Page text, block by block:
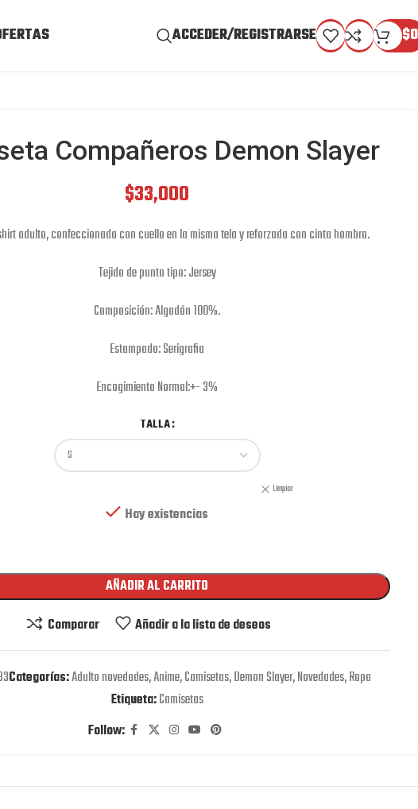
ACCEDER/REGISTRARSE $0
Compañeros Demon Slayer
$33,000
adulto, confeccionada con cuello en la misma tela y reforzada con cinta hombro.
Tejido de punto tipo: Jersey
Composición: Algodón 100%.
Estampado: Serigrafia
Encogimiento Normal:+- 3%
TALLA
Limpiar
Hay existencias
AÑADIR AL CARRITO
Comparar
Añadir a la lista de deseos
Categorías:Adulto novedades,Anime,Camisetas,Demon Slayer,Novedades,Ropa
Etiqueta:Camisetas
Follow: